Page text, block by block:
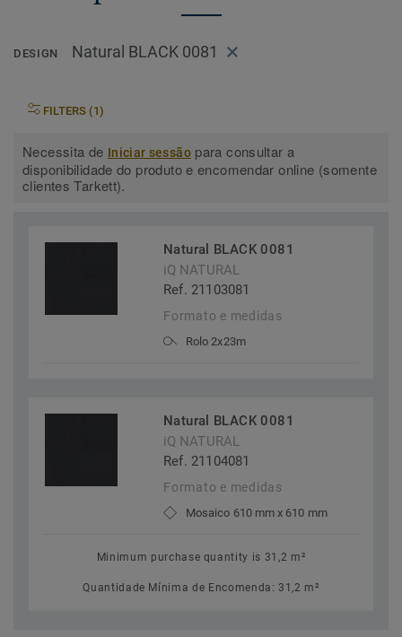
DESIGN Natural BLACK 0081
FILTERS (1)
Necessita de Iniciar sessãopara consultar a
disponibilidade do produto e encomendar online (somente
clientes Tarkett).
Natural BLACK 0081
iQ NATURAL
Ref. 21103081
Formato e medidas
Rolo 2x23m
Natural BLACK 0081
iQ NATURAL
Ref. 21104081
Formato e medidas
Mosaico 610 mm x 610 mm
Minimum purchase quantity is 31,2 m²
Quantidade Mínima de Encomenda: 31,2 m²